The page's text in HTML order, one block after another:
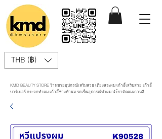
THB (฿)
KMD BEAUTY STORE ร้านขายอุปกรณ์เสริมสวย เตียงสระผม เก้าอี้เสริมสวย เก้าอี้
บาร์เบอร์ กระจกทำผม เก้าอี้ช่างทำผม รถเข็นอุปกรณ์ทำผม นำ้ยาดัดผมเกาหลี